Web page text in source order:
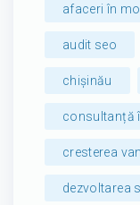
afaceri în
audit seo
chișinău
consultanță
cresterea
dezvoltarea